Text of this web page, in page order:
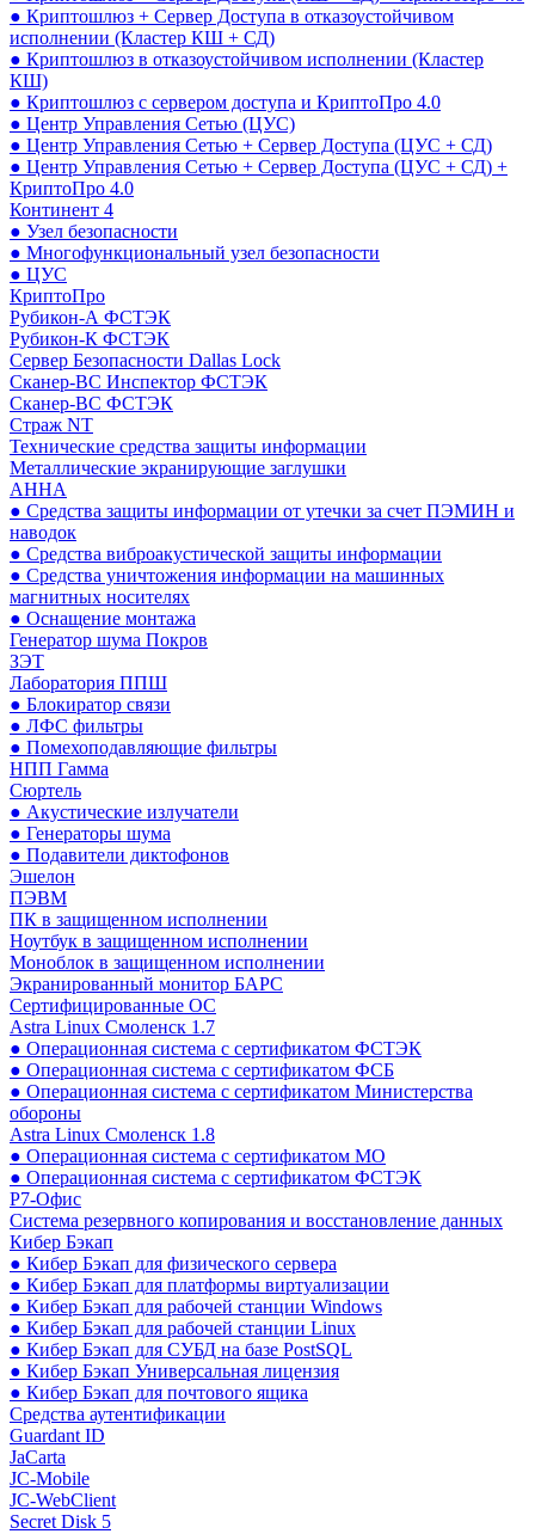
● Криптошлюз + Сервер Доступа в отказоустойчивом
исполнении (Кластер КШ + СД)
● Криптошлюз в отказоустойчивом исполнении (Кластер
КШ)
● Криптошлюз с сервером доступа и КриптоПро 4.0
● Центр Управления Сетью (ЦУС)
● Центр Управления Сетью + Сервер Доступа (ЦУС + СД)
● Центр Управления Сетью + Сервер Доступа (ЦУС + СД) +
КриптоПро 4.0
Континент 4
● Узел безопасности
● Многофункциональный узел безопасности
● ЦУС
КриптоПро
Рубикон-А ФСТЭК
Рубикон-К ФСТЭК
Сервер Безопасности Dallas Lock
Сканер-ВС Инспектор ФСТЭК
Сканер-ВС ФСТЭК
Страж NT
Технические средства защиты информации
Металлические экранирующие заглушки
АННА
● Средства защиты информации от утечки за счет ПЭМИН и
наводок
● Средства виброакустической защиты информации
● Средства уничтожения информации на машинных
магнитных носителях
● Оснащение монтажа
Генератор шума Покров
ЗЭТ
Лаборатория ППШ
● Блокиратор связи
● ЛФС фильтры
● Помехоподавляющие фильтры
НПП Гамма
Сюртель
● Акустические излучатели
● Генераторы шума
● Подавители диктофонов
Эшелон
ПЭВМ
ПК в защищенном исполнении
Ноутбук в защищенном исполнении
Моноблок в защищенном исполнении
Экранированный монитор БАРС
Сертифицированные ОС
Astra Linux Смоленск 1.7
● Операционная система с сертификатом ФСТЭК
● Операционная система с сертификатом ФСБ
● Операционная система с сертификатом Министерства
обороны
Astra Linux Смоленск 1.8
● Операционная система с сертификатом МО
● Операционная система с сертификатом ФСТЭК
Р7-Офис
Система резервного копирования и восстановление данных
Кибер Бэкап
● Кибер Бэкап для физического сервера
● Кибер Бэкап для платформы виртуализации
● Кибер Бэкап для рабочей станции Windows
● Кибер Бэкап для рабочей станции Linux
● Кибер Бэкап для СУБД на базе PostSQL
● Кибер Бэкап Универсальная лицензия
● Кибер Бэкап для почтового ящика
Средства аутентификации
Guardant ID
JaCarta
JC-Mobile
JC-WebClient
Secret Disk 5